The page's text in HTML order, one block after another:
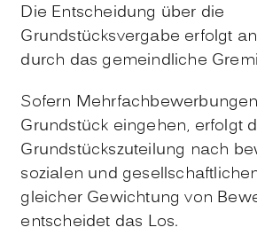
Die Entscheidung über die
Grundstücksvergabe erfolgt
durch das gemeindliche
Sofern
Grundstück eingehen, erfolgt
Grundstückszuteilung nach
sozialen und
gleicher Gewichtung von
entscheidet das Los.